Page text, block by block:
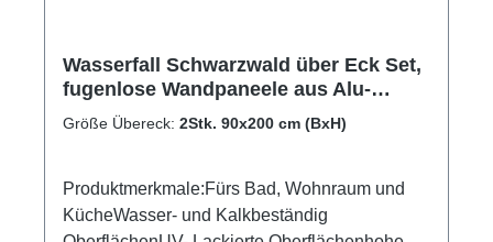
Wasserfall Schwarzwald über Eck Set,
fugenlose Wandpaneele aus Alu-
Verbund 3mm, Duschrückwand
Größe Übereck: 2Stk. 90x200 cm (BxH)
Produktmerkmale:Fürs Bad, Wohnraum und
KücheWasser- und Kalkbeständig